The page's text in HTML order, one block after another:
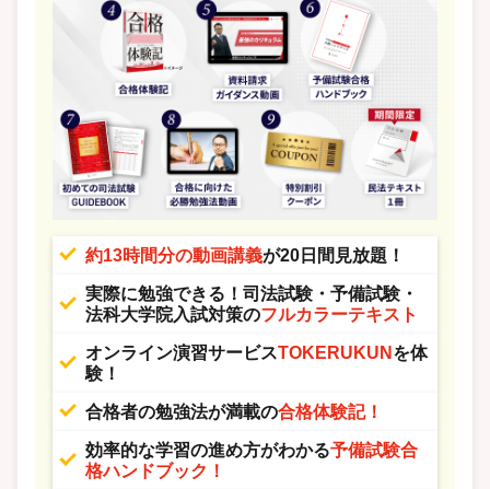
約13時間分の動画講義が20日間見放題！
実際に勉強できる！司法試験・予備試験・
法科大学院入試対策のフルカラーテキスト
オンライン演習サービスTOKERUKUN を体
験！
合格者の勉強法が満載の合格体験記！
効率的な学習の進め方がわかる予備試験合
格ハンドブック！